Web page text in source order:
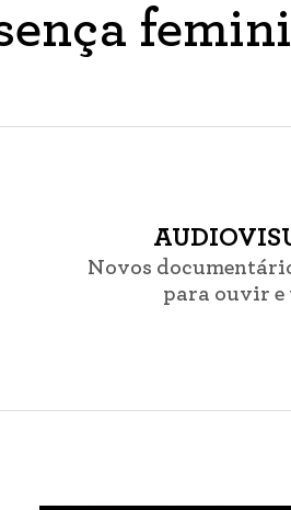
Novos
para ouvir e